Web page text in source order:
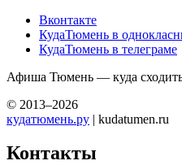
Вконтакте
КудаТюмень в
КудаТюмень в телеграме
Афиша Тюмень — куда
© 2013–2026
кудатюмень.ру | kudatumen.ru
Контакты